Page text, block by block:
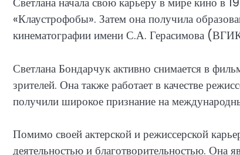
«Клаустрофобы». Затем она получила
кинематографии имени С.А. Герасимова
Светлана Бондарчук активно снимается в
зрителей. Она также работает в качестве
получили широкое признание на
Помимо своей актерской и режиссерской
деятельностью и благотворительностью. Она